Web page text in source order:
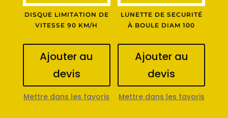
DISQUE LIMITATION DE
VITESSE 90 KM/H
Ajouter au
devis
Mettre dans les favoris
LUNETTE DE SECURITÉ
À BOULE DIAM 100
Ajouter au
devis
Mettre dans les favoris